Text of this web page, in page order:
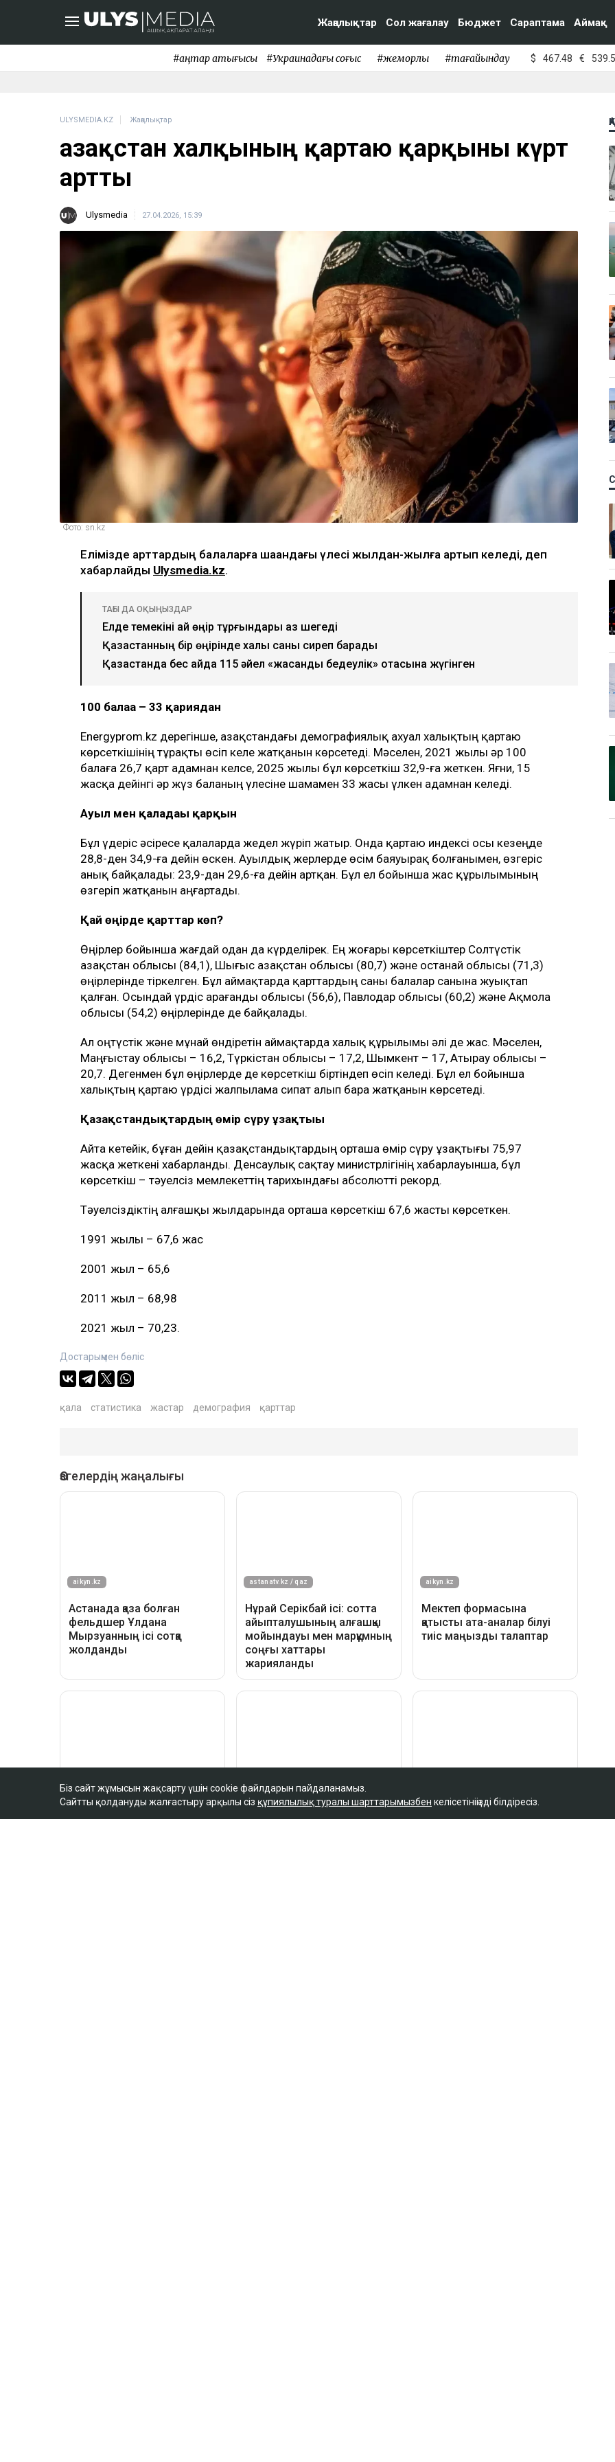
Жаңалықтар Сол жағалау Бюджет Сараптама Аймақ
#қаңтар қақтығысы #Украинадағы соғыс #жемқорлық #тағайындау $ 467.48 €
ULYSMEDIA.KZ Жаңалықтар
Қазақстан халқының қартаю қарқыны күрт
артты
Ulysmedia 27.04.2026, 15:39
Фото: sn.kz
Елімізде қарттардың балаларға шаққандағы үлесі жылдан-жылға артып келеді, деп
хабарлайды Ulysmedia.kz.
ТАҒЫ ДА ОҚЫҢЫЗДАР
Елде темекіні қай өңір тұрғындары аз шегеді
Қазақстанның бір өңірінде халық саны сиреп барады
Қазақстанда бес айда 115 әйел «жасанды бедеулік» отасына жүгінген
100 балаға – 33 қариядан
Energyprom.kz дерегінше, Қазақстандағы демографиялық ахуал халықтың қартаю
көрсеткішінің тұрақты өсіп келе жатқанын көрсетеді. Мәселен, 2021 жылы әр 100
балаға 26,7 қарт адамнан келсе, 2025 жылы бұл көрсеткіш 32,9-ға жеткен. Яғни, 15
жасқа дейінгі әр жүз баланың үлесіне шамамен 33 жасы үлкен адамнан келеді.
Ауыл мен қаладағы қарқын
Бұл үдеріс әсіресе қалаларда жедел жүріп жатыр. Онда қартаю индексі осы кезеңде
28,8-ден 34,9-ға дейін өскен. Ауылдық жерлерде өсім баяуырақ болғанымен, өзгеріс
анық байқалады: 23,9-дан 29,6-ға дейін артқан. Бұл ел бойынша жас құрылымының
өзгеріп жатқанын аңғартады.
Қай өңірде қарттар көп?
Өңірлер бойынша жағдай одан да күрделірек. Ең жоғары көрсеткіштер Солтүстік
Қазақстан облысы (84,1), Шығыс Қазақстан облысы (80,7) және Қостанай облысы (71,3)
өңірлерінде тіркелген. Бұл аймақтарда қарттардың саны балалар санына жуықтап
қалған. Осындай үрдіс Қарағанды облысы (56,6), Павлодар облысы (60,2) және Ақмола
облысы (54,2) өңірлерінде де байқалады.
Ал оңтүстік және мұнай өндіретін аймақтарда халық құрылымы әлі де жас. Мәселен,
Маңғыстау облысы – 16,2, Түркістан облысы – 17,2, Шымкент – 17, Атырау облысы –
20,7. Дегенмен бұл өңірлерде де көрсеткіш біртіндеп өсіп келеді. Бұл ел бойынша
халықтың қартаю үрдісі жалпылама сипат алып бара жатқанын көрсетеді.
Қазақстандықтардың өмір сүру ұзақтығы
Айта кетейік, бұған дейін қазақстандықтардың орташа өмір сүру ұзақтығы 75,97
жасқа жеткені хабарланды. Денсаулық сақтау министрлігінің хабарлауынша, бұл
көрсеткіш – тәуелсіз мемлекеттің тарихындағы абсолютті рекорд.
Тәуелсіздіктің алғашқы жылдарында орташа көрсеткіш 67,6 жасты көрсеткен.
1991 жылы – 67,6 жас
2001 жыл – 65,6
2011 жыл – 68,98
2021 жыл – 70,23.
Достарыңмен бөліс
қала статистика жастар демография қарттар
Біз сайт жұмысын жақсарту үшін cookie файлдарын пайдаланамыз.
Сайтты қолдануды жалғастыру арқылы сіз құпиялылық туралы шарттарымызбен келісетініңізді білдіресіз.